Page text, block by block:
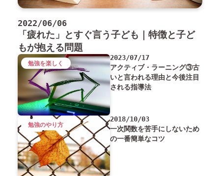
2022/06/06
「疲れた」とすぐ言う子ども｜特徴と子ど
もが抱える問題
2023/07/17
アクティブ・ラーニング③古
いと言われる理由と今後注目
される指導法
勉強を楽しく
2018/10/03
一次関数を苦手にしないため
の一番簡単なコツ
勉強のやり方